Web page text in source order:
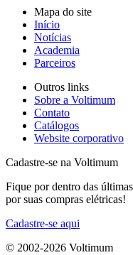
Mapa do site
Início
Notícias
Academia
Parceiros
Outros links
Sobre a Voltimum
Contato
Catálogos
Website corporativo
Cadastre-se na Voltimum
Fique por dentro das
por suas compras elétricas!
Cadastre-se aqui
© 2002-2026 Voltimum